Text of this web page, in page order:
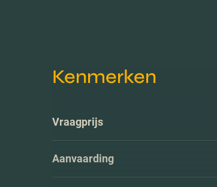
Kenmerken
Vraagprijs
Aanvaarding